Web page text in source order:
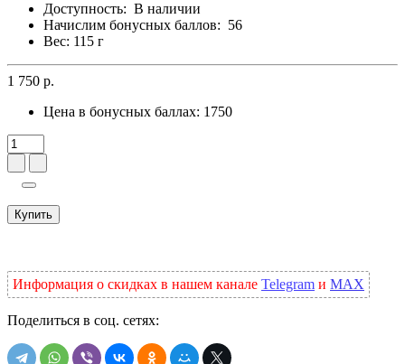
Доступность: В наличии
Начислим бонусных баллов: 56
Вес: 115 г
1 750 р.
Цена в бонусных баллах: 1750
Купить
Информация о скидках в нашем канале Telegram и MAX
Поделиться в соц. сетях: